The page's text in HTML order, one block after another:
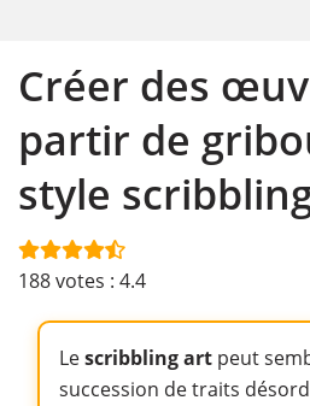
Créer des
partir de
style
188votes : 4.4
Lescribbling art peut
succession de traits